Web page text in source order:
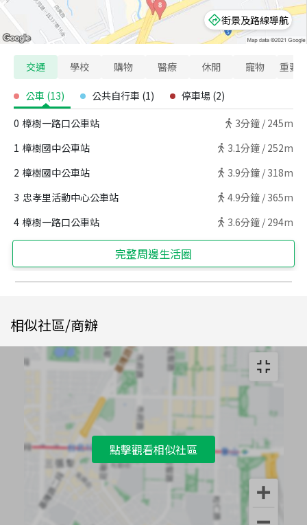
街景及路線導航
交通 學校 購物 醫療 休閒 寵物 重要
公車 (13) 公共自行車 (1) 停車場 (2)
0 樟樹一路口公車站 3分鐘 / 245m
1 樟樹國中公車站 3.1分鐘 / 252m
2 樟樹國中公車站 3.9分鐘 / 318m
3 忠孝里活動中心公車站 4.9分鐘 / 365m
4 樟樹一路口公車站 3.6分鐘 / 294m
完整周邊生活圈
相似社區/商辦
點擊觀看相似社區